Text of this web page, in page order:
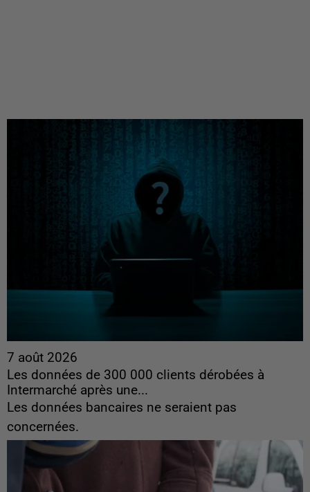
7 août 2026
Les données de 300 000 clients dérobées à
Intermarché après une...
Les données bancaires ne seraient pas
concernées.